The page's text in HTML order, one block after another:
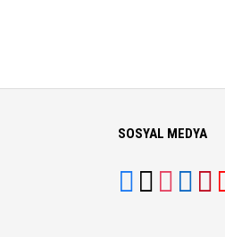
SOSYAL MEDYA